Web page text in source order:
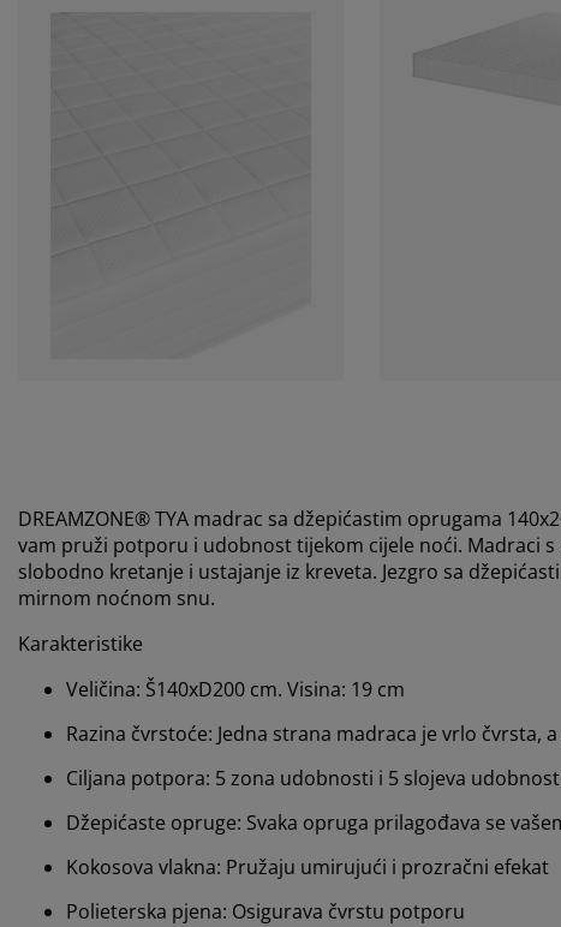
DREAMZONE® TYA madrac sa džepićastim oprugama
vam pruži potporu i udobnost tijekom cijele noći. Madraci
slobodno kretanje i ustajanje iz kreveta. Jezgro sa
mirnom noćnom snu.
Karakteristike
Veličina: Š140xD200 cm. Visina: 19 cm
Razina čvrstoće: Jedna strana madraca je vrlo čvrsta,
Ciljana potpora: 5 zona udobnosti i 5 slojeva
Džepićaste opruge: Svaka opruga prilagođava se
Kokosova vlakna: Pružaju umirujući i prozračni efekat
Polieterska pjena: Osigurava čvrstu potporu